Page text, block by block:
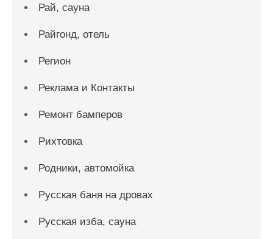
Рай, сауна
Райгонд, отель
Регион
Реклама и Контакты
Ремонт бамперов
Рихтовка
Родники, автомойка
Русская баня на дровах
Русская изба, сауна